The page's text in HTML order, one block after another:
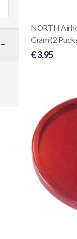
NORTH
Gram (2
€ 3,95